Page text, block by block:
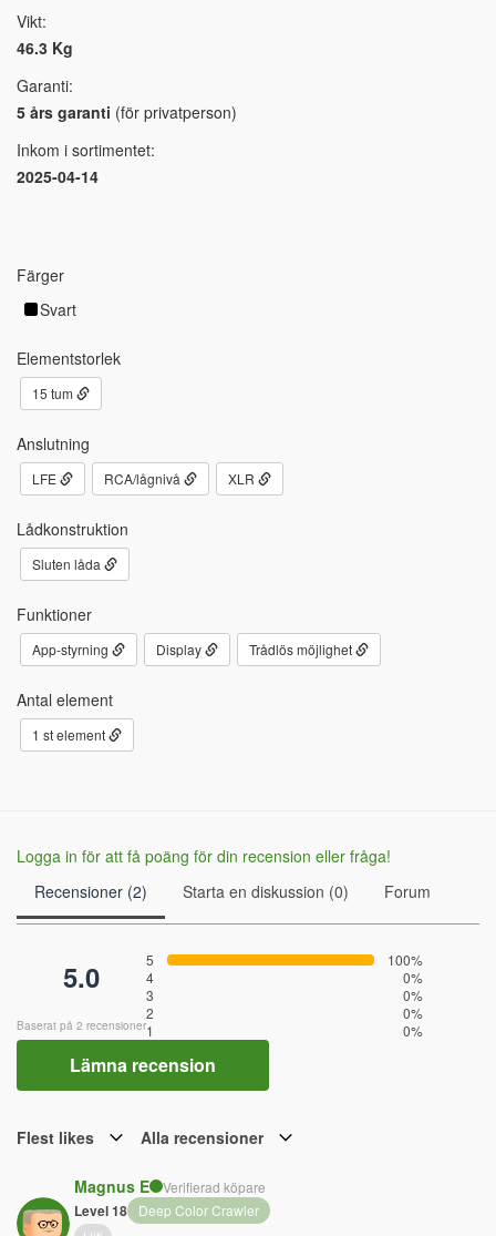
Vikt:
46.3 Kg
Garanti:
5 års garanti (för privatperson)
Inkom i sortimentet:
2025-04-14
Färger
Svart
Elementstorlek
15 tum
Anslutning
LFE RCA/lågnivå XLR
Lådkonstruktion
Sluten låda
Funktioner
App-styrning Display Trådlös möjlighet
Antal element
1 st element
Logga in för att få poäng för din recension eller fråga!
Recensioner (2)
Starta en diskussion (0) Forum
5.0
Baserat på 2 recensioner
5
100%
4
0%
3
0%
2
0%
1
0%
Lämna recension
Flest likes Alla recensioner
Magnus E Verifierad köpare
Level 18
Deep Color Crawler